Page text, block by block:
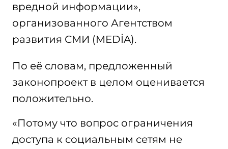
вредной информации»,
организованного Агентством
развития СМИ (MEDİA).
По её словам, предложенный
законопроект в целом оценивается
положительно.
«Потому что вопрос ограничения
доступа к социальным сетям не